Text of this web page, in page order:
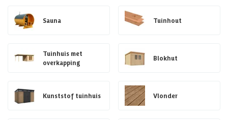
Sauna Tuinhout
Tuinhuis met
overkapping
Blokhut
Kunststof tuinhuis Vlonder